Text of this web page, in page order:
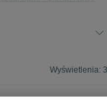
Wyświetlenia: